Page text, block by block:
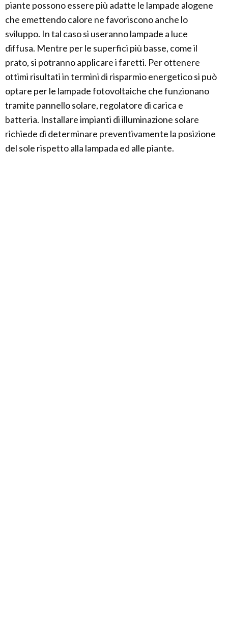
piante possono essere più adatte le lampade alogene
che emettendo calore ne favoriscono anche lo
sviluppo. In tal caso si useranno lampade a luce
diffusa. Mentre per le superfici più basse, come il
prato, si potranno applicare i faretti. Per ottenere
ottimi risultati in termini di risparmio energetico si può
optare per le lampade fotovoltaiche che funzionano
tramite pannello solare, regolatore di carica e
batteria. Installare impianti di illuminazione solare
richiede di determinare preventivamente la posizione
del sole rispetto alla lampada ed alle piante.